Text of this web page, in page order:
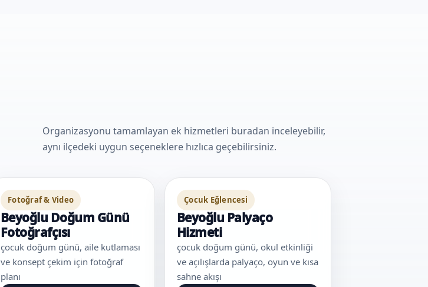
Organizasyonu tamamlayan ek hizmetleri buradan inceleyebilir,
aynı ilçedeki uygun seçeneklere hızlıca geçebilirsiniz.
Fotoğraf & Video
Beyoğlu Doğum Günü
Fotoğrafçısı
çocuk doğum günü, aile kutlaması
ve konsept çekim için fotoğraf
planı
Çocuk Eğlencesi
Beyoğlu Palyaço
Hizmeti
çocuk doğum günü, okul etkinliği
ve açılışlarda palyaço, oyun ve kısa
sahne akışı